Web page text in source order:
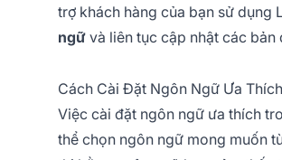
trợ khách hàng của bạn sử dụng
ngữ và liên tục cập nhật các bản
Cách Cài Đặt Ngôn Ngữ Ưa Thích
Việc cài đặt ngôn ngữ ưa thích
thể chọn ngôn ngữ mong muốn